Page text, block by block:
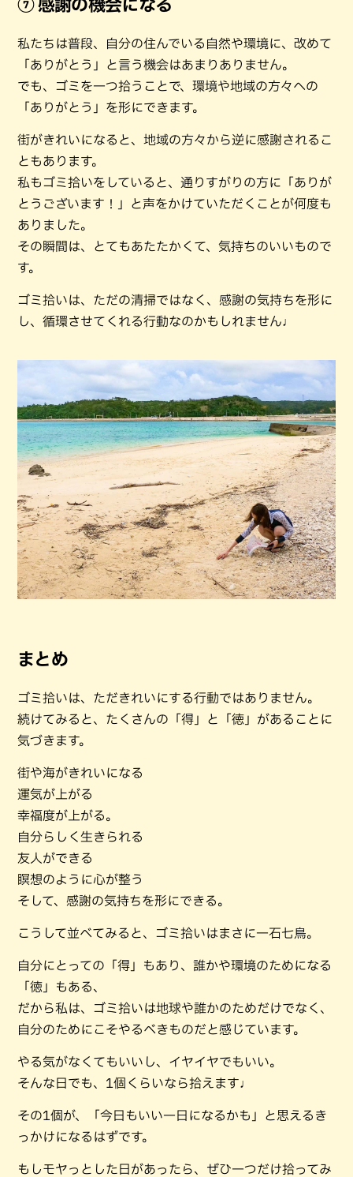
⑦ 感謝の機会になる
私たちは普段、自分の住んでいる自然や環境に、改めて
「ありがとう」と言う機会はあまりありません。
でも、ゴミを一つ拾うことで、環境や地域の方々への
「ありがとう」を形にできます。
街がきれいになると、地域の方々から逆に感謝されるこ
ともあります。
私もゴミ拾いをしていると、通りすがりの方に「ありが
とうございます！」と声をかけていただくことが何度も
ありました。
その瞬間は、とてもあたたかくて、気持ちのいいもので
す。
ゴミ拾いは、ただの清掃ではなく、感謝の気持ちを形に
し、循環させてくれる行動なのかもしれません♩
まとめ
ゴミ拾いは、ただきれいにする行動ではありません。
続けてみると、たくさんの「得」と「徳」があることに
気づきます。
街や海がきれいになる
運気が上がる
幸福度が上がる。
自分らしく生きられる
友人ができる
瞑想のように心が整う
そして、感謝の気持ちを形にできる。
こうして並べてみると、ゴミ拾いはまさに一石七鳥。
自分にとっての「得」もあり、誰かや環境のためになる
「徳」もある、
だから私は、ゴミ拾いは地球や誰かのためだけでなく、
自分のためにこそやるべきものだと感じています。
やる気がなくてもいいし、イヤイヤでもいい。
そんな日でも、1個くらいなら拾えます♩
その1個が、「今日もいい一日になるかも」と思えるき
っかけになるはずです。
もしモヤっとした日があったら、ぜひ一つだけ拾ってみ